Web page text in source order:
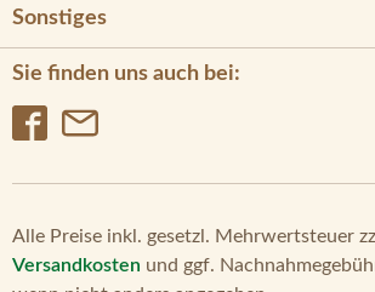
Sie finden uns auch bei:
Sonstiges
Alle Preise inkl. gesetzl. Mehrwertsteuer
Versandkosten und ggf.